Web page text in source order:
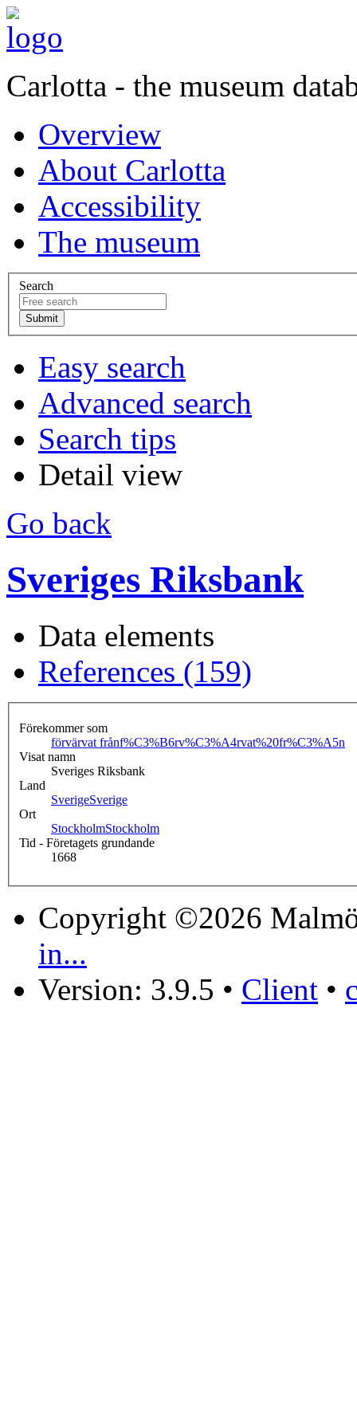
Carlotta - the museum
Overview
About Carlotta
Accessibility
The museum
Search
Easy search
Advanced search
Search tips
Detail view
Go back
Sveriges Riksbank
Data elements
References (159)
Förekommer som
förvärvat frånf%C3%B6rv%C3%A4rvat%20fr%C3%A5n
Visat namn
Sveriges Riksbank
Land
SverigeSverige
Ort
StockholmStockholm
Tid - Företagets grundande
1668
Copyright ©2026
in...
Version: 3.9.5 • Client •